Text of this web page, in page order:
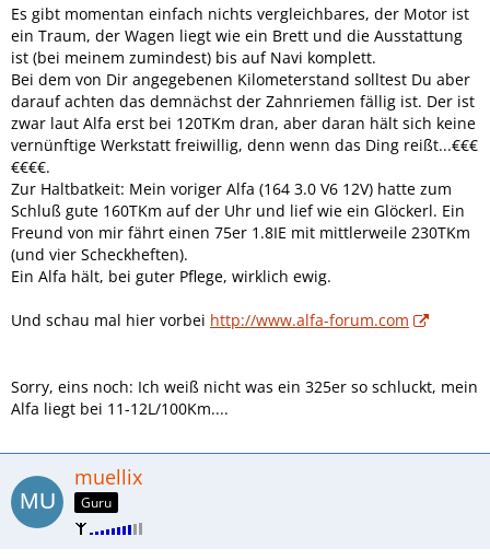
Es gibt momentan einfach nichts vergleichbares, der Motor ist
ein Traum, der Wagen liegt wie ein Brett und die Ausstattung
ist (bei meinem zumindest) bis auf Navi komplett.
Bei dem von Dir angegebenen Kilometerstand solltest Du aber
darauf achten das demnächst der Zahnriemen fällig ist. Der ist
zwar laut Alfa erst bei 120TKm dran, aber daran hält sich keine
vernünftige Werkstatt freiwillig, denn wenn das Ding reißt...€€€
€€€€.
Zur Haltbatkeit: Mein voriger Alfa (164 3.0 V6 12V) hatte zum
Schluß gute 160TKm auf der Uhr und lief wie ein Glöckerl. Ein
Freund von mir fährt einen 75er 1.8IE mit mittlerweile 230TKm
(und vier Scheckheften).
Ein Alfa hält, bei guter Pflege, wirklich ewig.
Und schau mal hier vorbei http://www.alfa-forum.com
Sorry, eins noch: Ich weiß nicht was ein 325er so schluckt, mein
Alfa liegt bei 11-12L/100Km....
muellix
Guru